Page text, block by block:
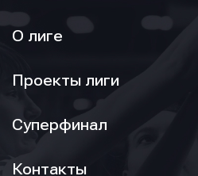
О лиге
Проекты лиги
Суперфинал
Контакты